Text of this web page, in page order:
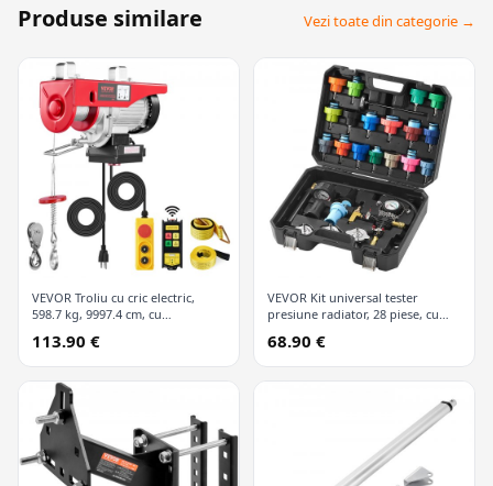
Produse similare Vezi toate din categorie →
VEVOR Troliu cu cric electric,
598.7 kg, 9997.4 cm, cu
cu fir
113.90 €
VEVOR Kit universal tester
presiune radiator, 28 piese, cu
codificate după culori, kit vid
refill pentru sisteme de răcire
68.90 €